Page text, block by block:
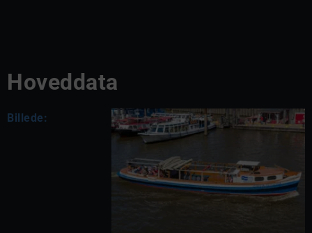
Hoveddata
Billede: